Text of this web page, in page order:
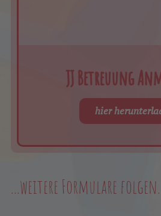
JJ Betreuung
hier
...weitere Formulare